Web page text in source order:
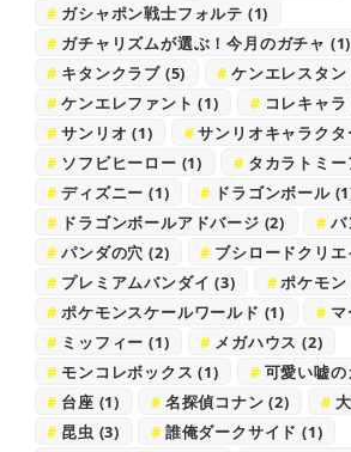
ガシャポン戦士フォルテ (1)
ガチャリズムが選ぶ！今月のガチャ (1)
キタンクラブ (5) ケンエレスタン
ケンエレファント (1) コレキャラ
サンリオ (1) サンリオキャラクタ
ソフビヒーロー (1) タカラトミー
ディズニー (1) ドラゴンボール
ドラゴンボールアドバージ (2) バ
パンダの穴 (2) ブシロードクリ
プレミアムバンダイ (3) ポケモン
ポケモンスケールワールド (1)
ミッフィー (1) メガハウス (2)
モンコレボックス (1) 可愛い嘘の
台座 (1) 名探偵コナン (2)
昆虫 (3) 誰俺ダークサイド (1)